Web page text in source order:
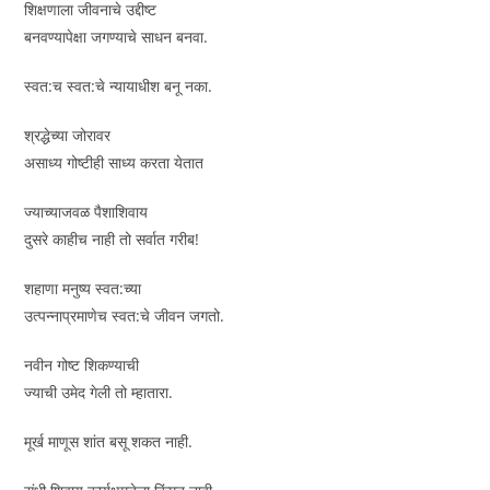
शिक्षणाला जीवनाचे उद्दीष्ट
बनवण्यापेक्षा जगण्याचे साधन बनवा.
स्वत:च स्वत:चे न्यायाधीश बनू नका.
श्रद्धेच्या जोरावर
असाध्य गोष्टीही साध्य करता येतात
ज्याच्याजवळ पैशाशिवाय
दुसरे काहीच नाही तो सर्वात गरीब!
शहाणा मनुष्य स्वत:च्या
उत्पन्नाप्रमाणेच स्वत:चे जीवन जगतो.
नवीन गोष्ट शिकण्याची
ज्याची उमेद गेली तो म्हातारा.
मूर्ख माणूस शांत बसू शकत नाही.